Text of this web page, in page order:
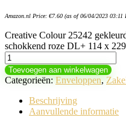
Amazon.nl Price: €7.60 (as of 06/04/2023 03:11
Creative Colour 25242
schokkend roze DL+ 114 x
Toevoegen aan winkelwagen
Categorieën: Enveloppen,
Beschrijving
Aanvullende informatie